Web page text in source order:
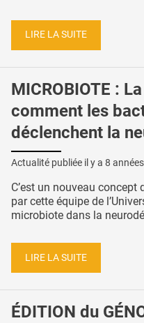
LIRE LA SUITE
MICROBIOTE :
comment les
déclenchent la
Actualité publiée il y a 8
C’est un nouveau
par cette équipe de
microbiote dans la
LIRE LA SUITE
ÉDITION du